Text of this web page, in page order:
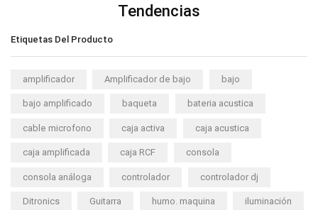
Tendencias
Etiquetas Del Producto
amplificador Amplificador de bajo bajo
bajo amplificado baqueta bateria acustica
cable microfono caja activa caja acustica
caja amplificada caja RCF consola
consola análoga controlador controlador dj
Ditronics Guitarra humo. maquina iluminación